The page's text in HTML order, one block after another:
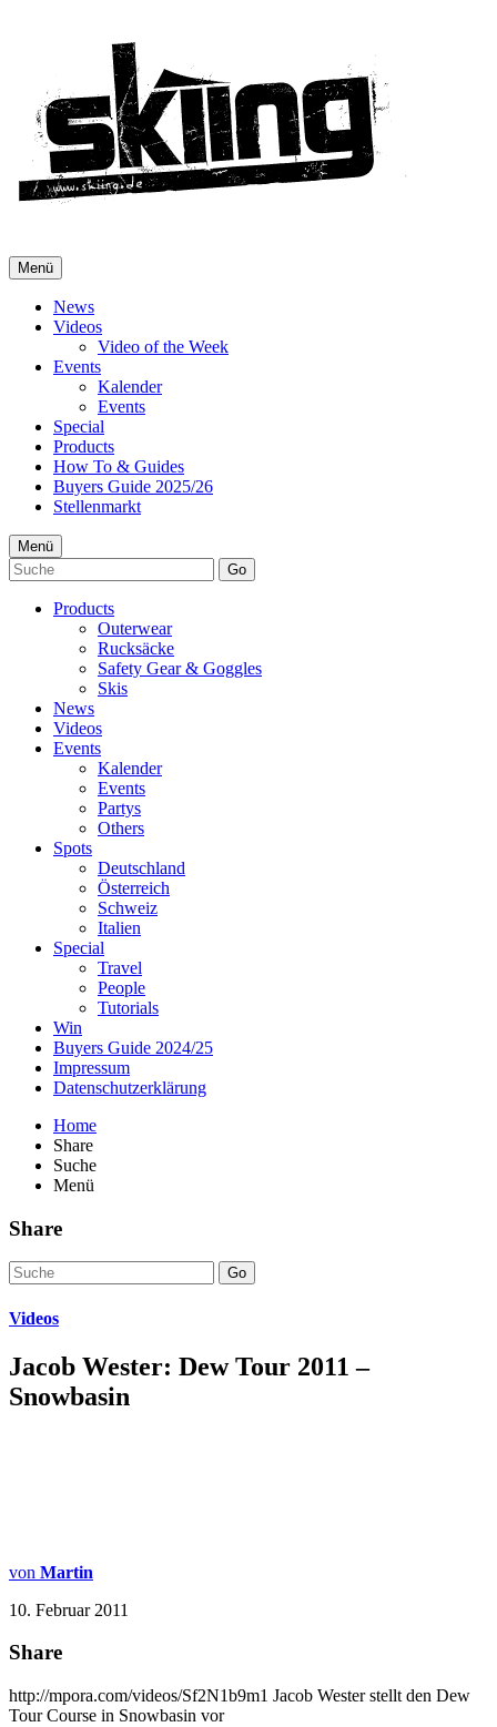
Menü
News
Videos
Video of the Week
Events
Kalender
Events
Special
Products
How To & Guides
Buyers Guide 2025/26
Stellenmarkt
Menü
Go
Products
Outerwear
Rucksäcke
Safety Gear & Goggles
Skis
News
Videos
Events
Kalender
Events
Partys
Others
Spots
Deutschland
Österreich
Schweiz
Italien
Special
Travel
People
Tutorials
Win
Buyers Guide 2024/25
Impressum
Datenschutzerklärung
Home
Share
Suche
Menü
Share
Go
Videos
Jacob Wester: Dew Tour 2011 –
Snowbasin
von Martin
10. Februar 2011
Share
http://mpora.com/videos/Sf2N1b9m1 Jacob Wester stellt den Dew
Tour Course in Snowbasin vor